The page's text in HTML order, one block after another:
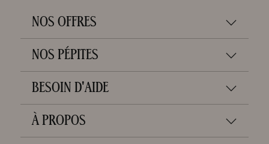
NOS OFFRES
NOS PÉPITES
BESOIN D'AIDE
À PROPOS